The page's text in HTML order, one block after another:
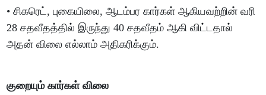
• சிகரெட், புகையிலை, ஆடம்பர கார்கள் ஆகியவற்றின் வரி
28 சதவீதத்தில் இருந்து 40 சதவீதம் ஆகி விட்டதால்
அதன் விலை எல்லாம் அதிகரிக்கும்.
குறையும் கார்கள் விலை